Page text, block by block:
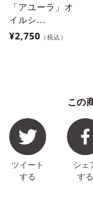
「アユーラ」オ
イルシ...
¥2,750 （税込）
この
ツイート
する
シェ
する